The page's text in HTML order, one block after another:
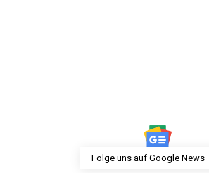
Folge uns auf Google News